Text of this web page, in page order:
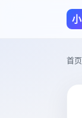
小
首页